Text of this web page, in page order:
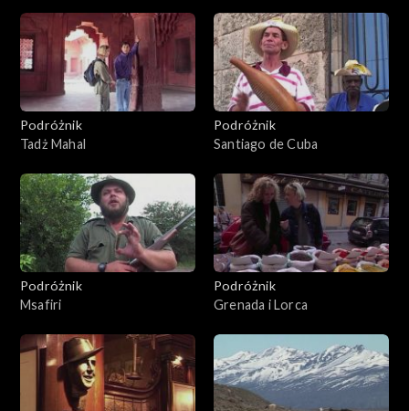
Podróżnik
Tadż Mahal
Podróżnik
Santiago de Cuba
Podróżnik
Msafiri
Podróżnik
Grenada i Lorca